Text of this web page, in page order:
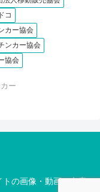
コ
カー協会
ンカー協会
協会
ー
の画像・動画・文章は